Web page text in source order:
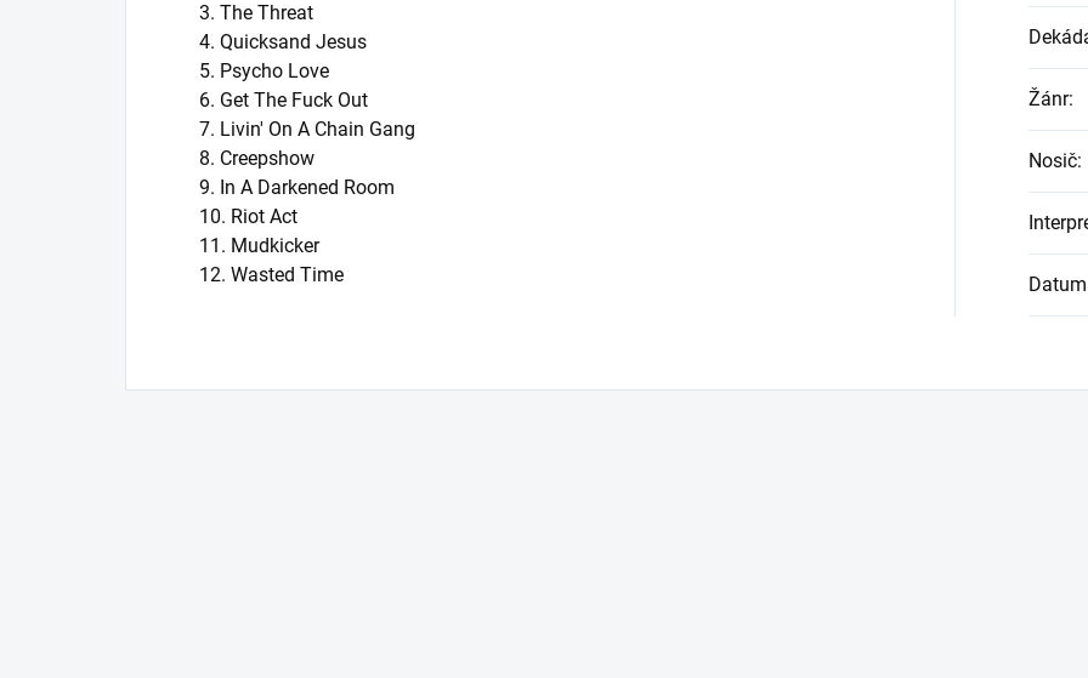
3. The Threat
4. Quicksand Jesus
5. Psycho Love
6. Get The Fuck Out
7. Livin' On A Chain Gang
8. Creepshow
9. In A Darkened Room
10. Riot Act
11. Mudkicker
12. Wasted Time
Žánr:
Nosič: